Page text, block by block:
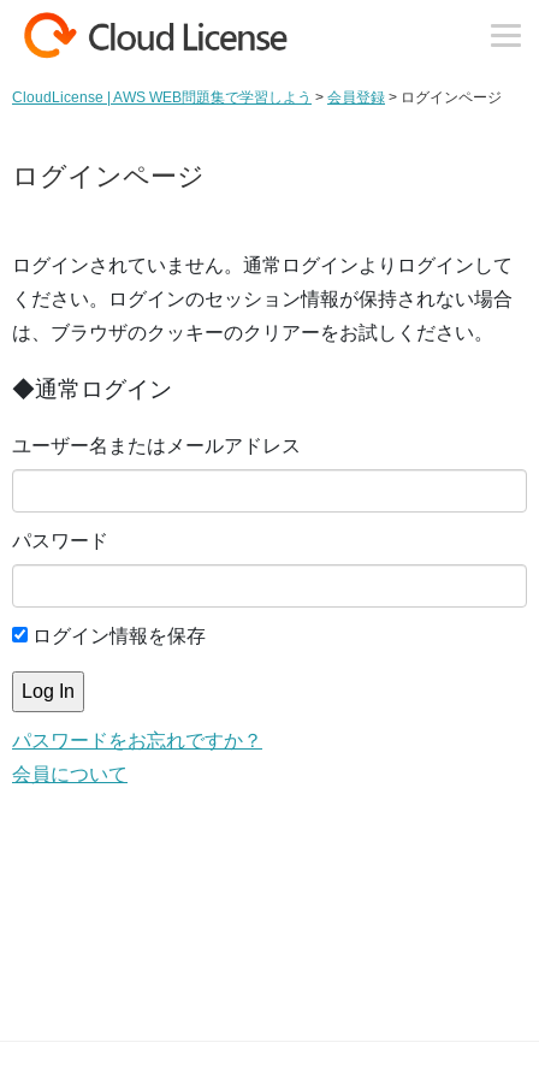
コンテンツへスキップ
CloudLicense | AWS WEB問題集で学習しよう > 会員登録 > ログインページ
ログインページ
ログインされていません。通常ログインよりログインして
ください。ログインのセッション情報が保持されない場合
は、ブラウザのクッキーのクリアーをお試しください。
◆通常ログイン
ユーザー名またはメールアドレス
パスワード
ログイン情報を保存
パスワードをお忘れですか？
会員について